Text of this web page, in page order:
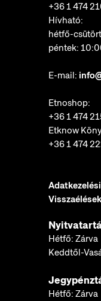
+36 1 474
Hívható:
hétfő-
péntek:
E-mail:
Etnoshop:
+36 1 474
Etknow
+36 1 474
Hétfő: Zárva
Keddtől-
Hétfő: Zárva